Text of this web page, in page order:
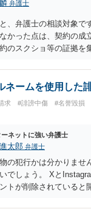
弁護士
、弁護士の相談対象で
かった点は、契約の成
のスクショ等の証拠を
ネームを使用した
求 #誹謗中傷 #名誉毀損
ーネットに強い弁護士
太郎 弁護士
の犯行かは分かりま
でしょう。 Xと
トが削除されている
護士費用を負担させ